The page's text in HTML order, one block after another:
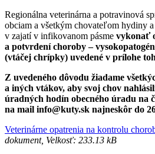
Regionálna veterinárna a potravinová
obciam a všetkým chovateľom hydiny
v zajatí v infikovanom pásme vykonať
a potvrdení choroby –
(vtáčej chrípky) uvedené v prílohe
Z uvedeného dôvodu žiadame
a iných vtákov, aby svoj chov
úradných hodín obecného úradu na
na mail info@kuty.sk najneskôr do
Veterinárne opatrenia na kontrolu
dokument, Velkosť: 233.13 kB